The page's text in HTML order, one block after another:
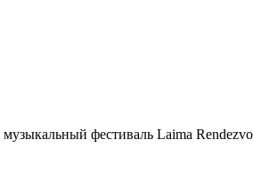
фестиваль Laima